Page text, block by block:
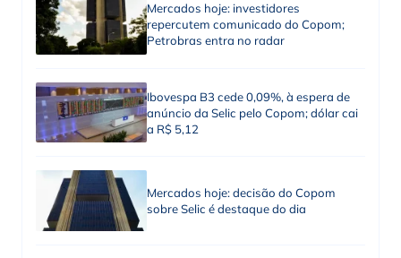
Mercados hoje: investidores
repercutem comunicado do Copom;
Petrobras entra no radar
Ibovespa B3 cede 0,09%, à espera de
anúncio da Selic pelo Copom; dólar cai
a R$ 5,12
Mercados hoje: decisão do Copom
sobre Selic é destaque do dia